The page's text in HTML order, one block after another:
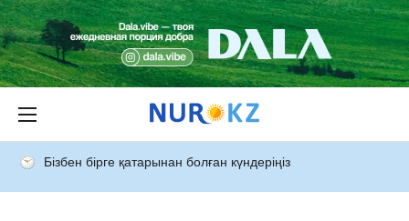
Бізбен бірге қатарынан болған күндеріңіз